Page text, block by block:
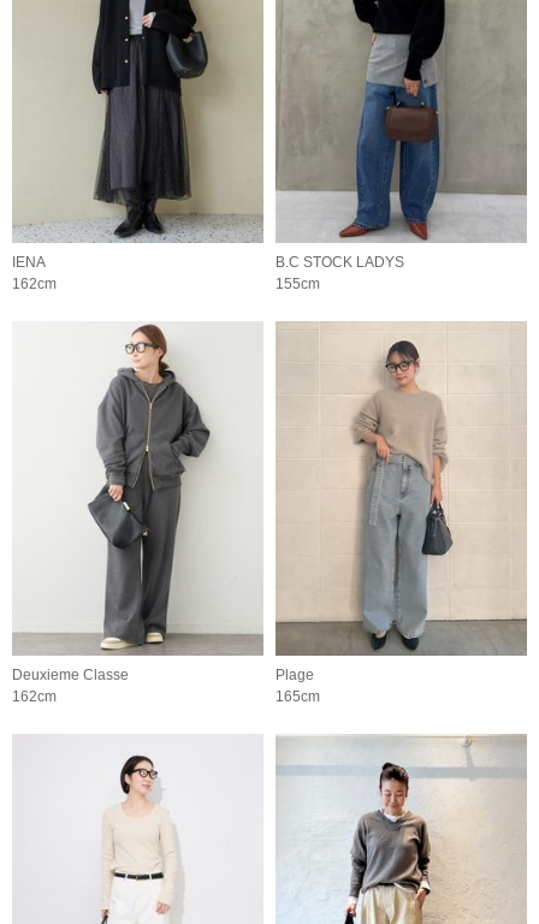
IENA
162cm
B.C STOCK LADYS
155cm
Deuxieme Classe
162cm
Plage
165cm